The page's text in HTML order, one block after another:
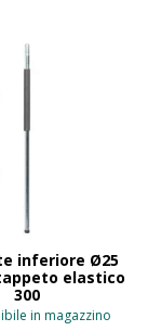
inferiore Ø25
elastico
300
in magazzino